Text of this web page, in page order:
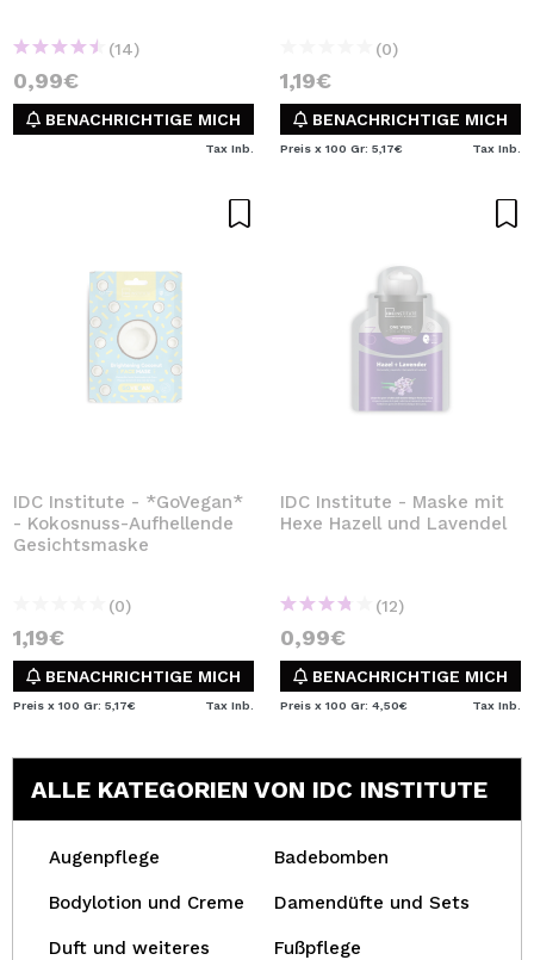
(14)
0,99€
BENACHRICHTIGE MICH
Tax Inb.
(0)
1,19€
BENACHRICHTIGE MICH
Preis x 100 Gr: 5,17€ Tax Inb.
IDC Institute - *GoVegan*
- Kokosnuss-Aufhellende
Gesichtsmaske
(0)
1,19€
BENACHRICHTIGE MICH
Preis x 100 Gr: 5,17€ Tax Inb.
IDC Institute - Maske mit
Hexe Hazell und Lavendel
(12)
0,99€
BENACHRICHTIGE MICH
Preis x 100 Gr: 4,50€ Tax Inb.
ALLE KATEGORIEN VON IDC INSTITUTE
Augenpflege Badebomben
Bodylotion und Creme Damendüfte und Sets
Duft und weiteres Fußpflege